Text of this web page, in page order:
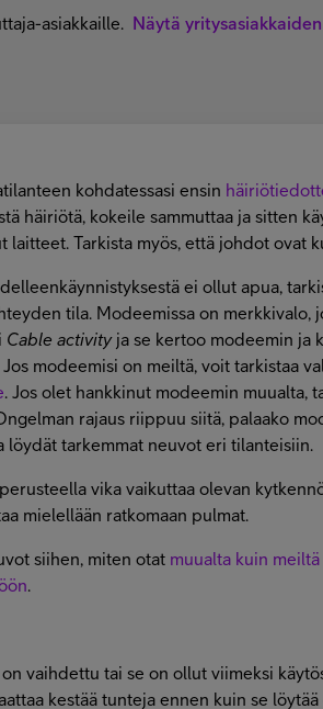
asiakkaille. Näytä
kohdatessasi ensin
häiriötä, kokeile sammuttaa ja sitten
laitteet. Tarkista myös, että johdot ovat
ei ollut apua,
tila. Modeemissa on merkkivalo,
Cable activityja se kertoo modeemin ja
modeemisi on meiltä, voit tarkistaa
. Jos olet hankkinut modeemin muualta,
rajaus riippuu siitä, palaako
löydät tarkemmat neuvot eri tilanteisiin.
vika vaikuttaa olevan
mielellään ratkomaan pulmat.
siihen, miten otat muualta kuin
.
vaihdettu tai se on ollut viimeksi
kestää tunteja ennen kuin se